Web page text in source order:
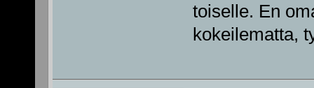
toiselle. En
kokeilematta,